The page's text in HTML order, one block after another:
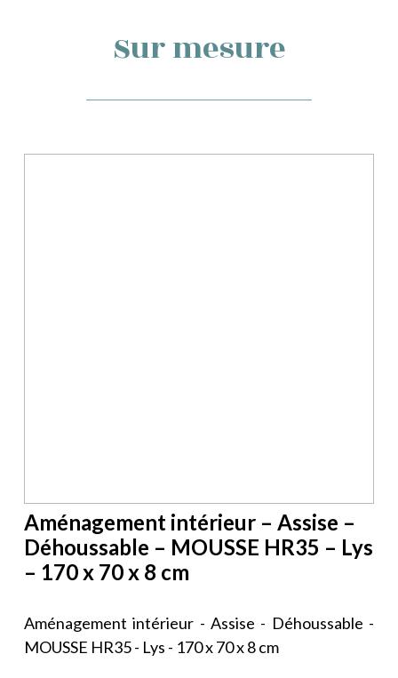
Sur mesure
Aménagement intérieur – Assise –
Déhoussable – MOUSSE HR35 – Lys
– 170 x 70 x 8 cm
Aménagement intérieur - Assise - Déhoussable -
MOUSSE HR35 - Lys - 170 x 70 x 8 cm